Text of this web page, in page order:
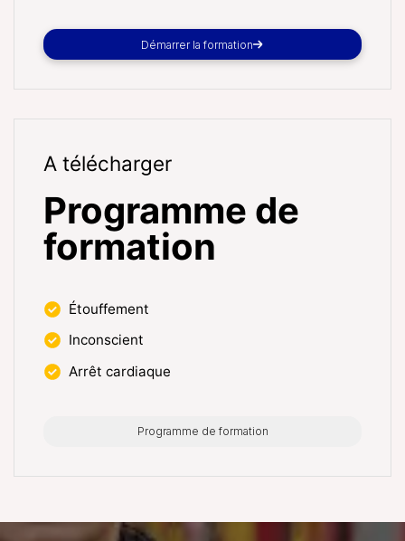
Démarrer la formation
A télécharger
Programme de
formation
Étouffement
Inconscient
Arrêt cardiaque
Programme de formation